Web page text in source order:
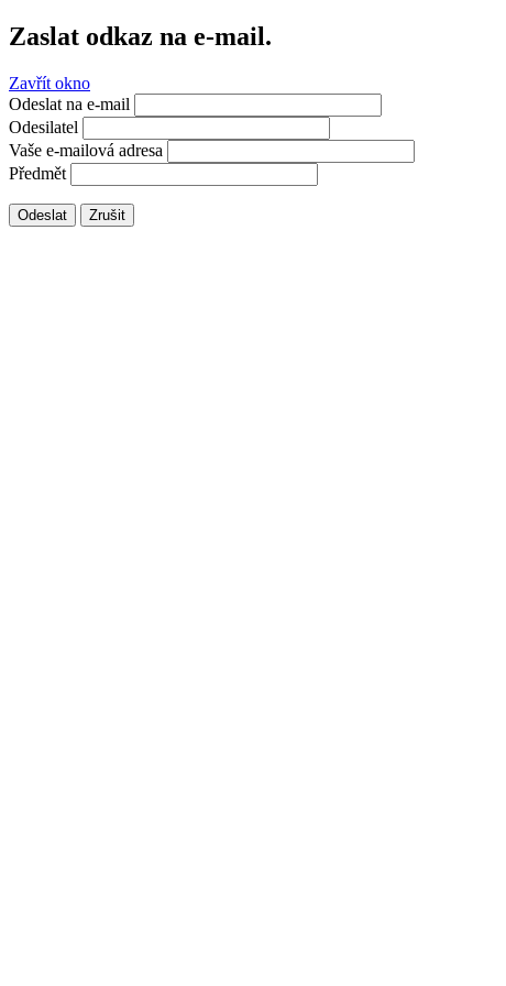
Zaslat odkaz na e-mail.
Zavřít okno
Odeslat na e-mail
Odesilatel
Vaše e-mailová adresa
Předmět
Odeslat Zrušit